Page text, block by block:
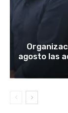
agosto las